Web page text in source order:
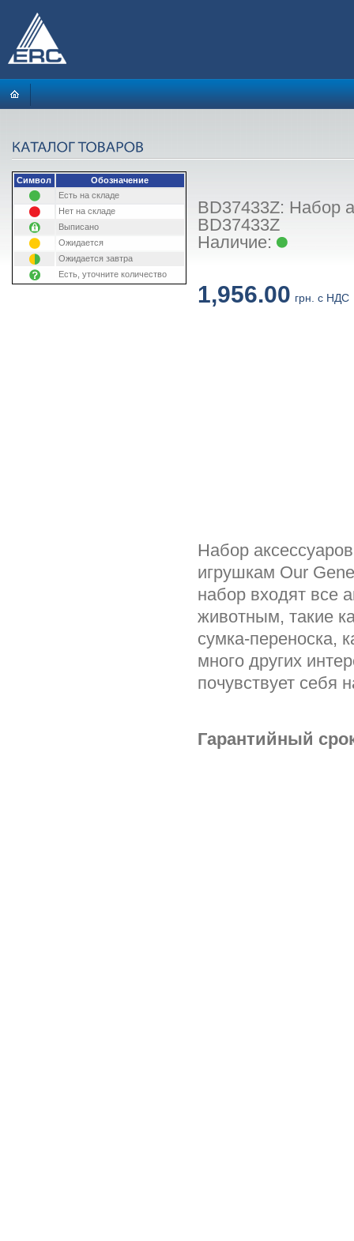
Символ
Обозначение
Есть на складе
Нет на складе
Выписано
Ожидается
Ожидается завтра
Есть, уточните количество
BD37433Z: Набор
BD37433Z
Наличие:
1,956.00 грн. с НДС
Набор
игрушкам Our
набор входят все
животным, такие
сумка-переноска,
много других
почувствует себя
Гарантийный